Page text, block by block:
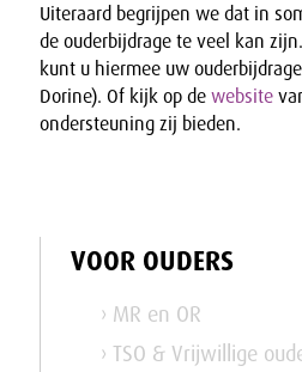
Uiteraard begrijpen we dat in
de ouderbijdrage te veel kan
kunt u hiermee uw
Dorine). Of kijk op dewebsite
ondersteuning zij bieden.
VOOR OUDERS
› MR en OR
› TSO & Vrijwillige